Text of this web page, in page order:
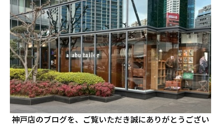
神戸店のブログを、ご覧いただき誠にありがとうござい